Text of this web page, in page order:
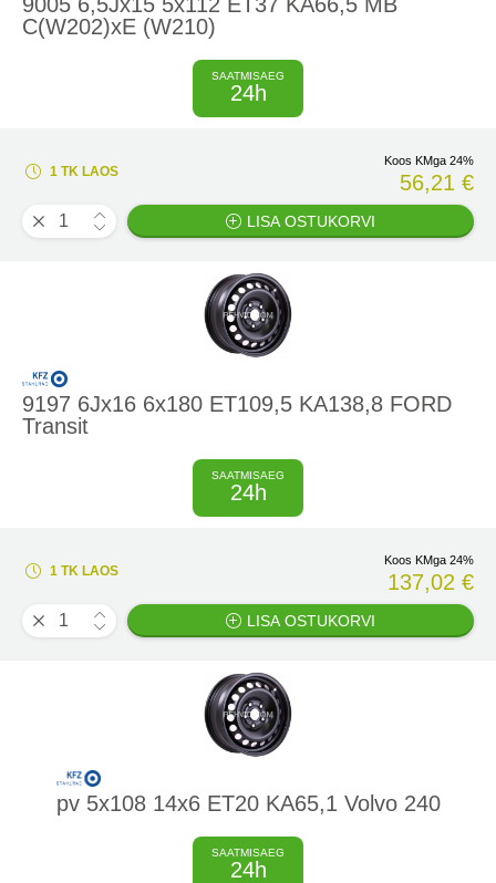
C(W202)xE (W210)
SAATMISAEG
24h
1 TK LAOS
Koos KMga 24%
56,21 €
LISA OSTUKORVI
9197 6Jx16 6x180 ET109,5 KA138,8 FORD
Transit
SAATMISAEG
24h
1 TK LAOS
Koos KMga 24%
137,02 €
LISA OSTUKORVI
pv 5x108 14x6 ET20 KA65,1 Volvo 240
SAATMISAEG
24h